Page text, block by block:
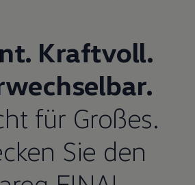
Kraftvoll.
für Großes.
Sie den